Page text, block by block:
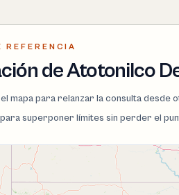
REFERENCIA
de Atotonilco
mapa para relanzar la consulta desde
superponer límites sin perder el